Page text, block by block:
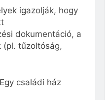
igazolják, hogy
dokumentáció, a
(pl. tűzoltóság,
családi ház